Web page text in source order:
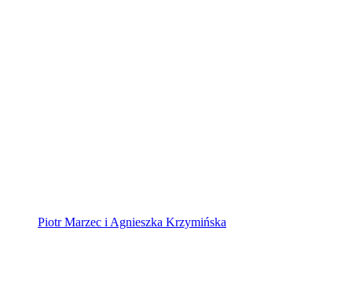
Piotr Marzec i Agnieszka Krzymińska